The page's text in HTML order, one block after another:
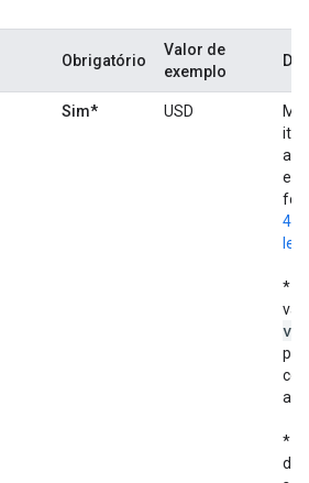
Obrigatório
Valor de
exemplo
Sim* USD
*
a
*